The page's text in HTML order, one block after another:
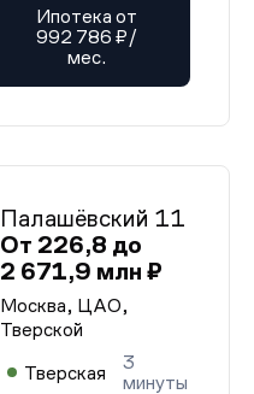
Ипотека от
992 786 ₽/
мес.
Палашёвский 11
От 226,8 до
2 671,9 млн ₽
Москва, ЦАО,
Тверской
Тверская
3
минуты